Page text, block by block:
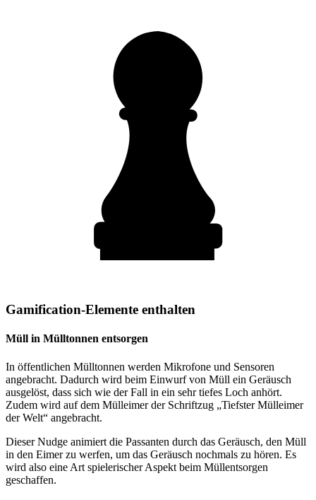
Gamification-Elemente enthalten
Müll in Mülltonnen entsorgen
In öffentlichen Mülltonnen werden Mikrofone und Sensoren
angebracht. Dadurch wird beim Einwurf von Müll ein Geräusch
ausgelöst, dass sich wie der Fall in ein sehr tiefes Loch anhört.
Zudem wird auf dem Mülleimer der Schriftzug „Tiefster Mülleimer
der Welt“ angebracht.
Dieser Nudge animiert die Passanten durch das Geräusch, den Müll
in den Eimer zu werfen, um das Geräusch nochmals zu hören. Es
wird also eine Art spielerischer Aspekt beim Müllentsorgen
geschaffen.